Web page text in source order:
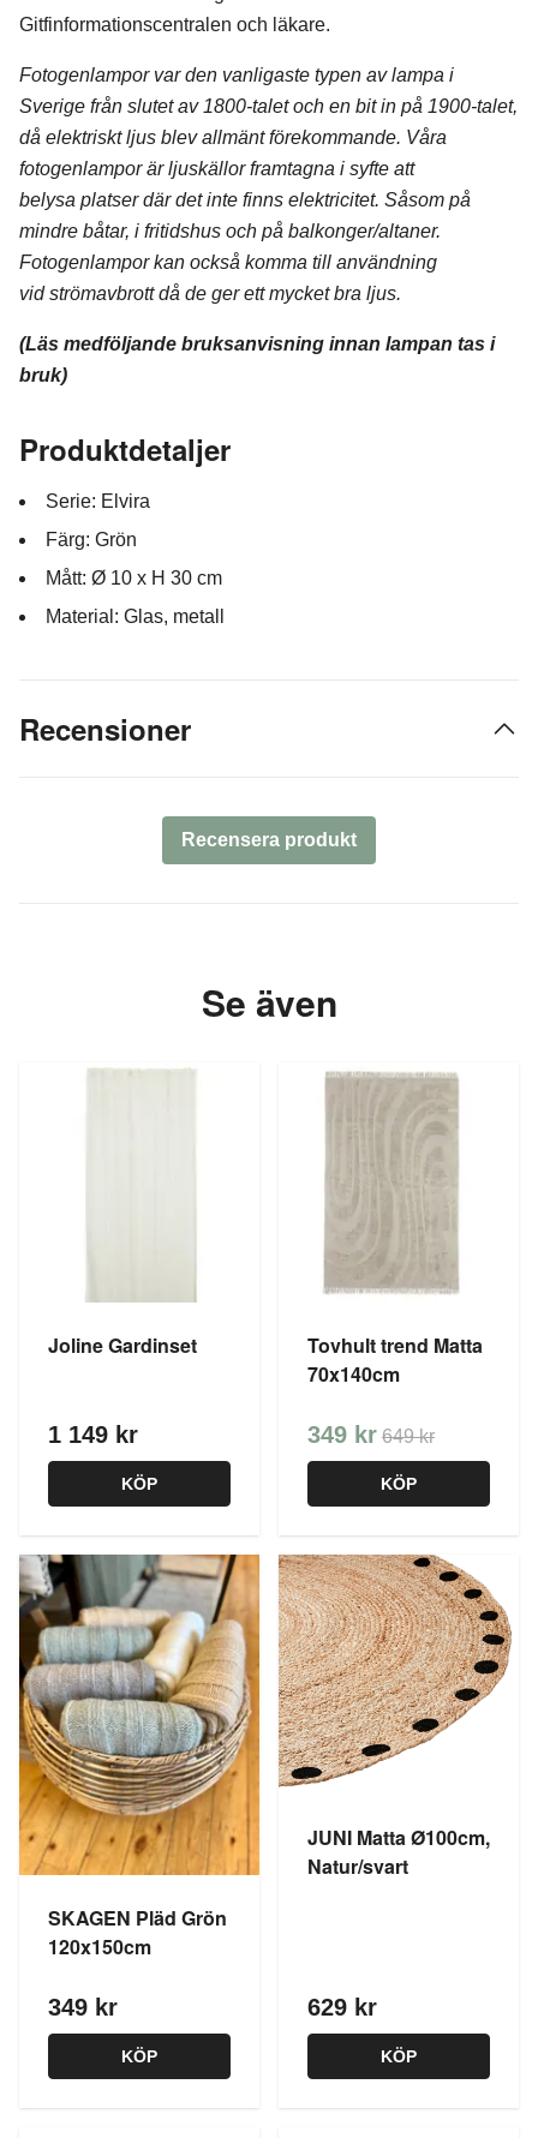
Gitfinformationscentralen och läkare.
Fotogenlampor var den vanligaste typen av lampa i
Sverige från slutet av 1800-talet och en bit in på 1900-talet,
då elektriskt ljus blev allmänt förekommande. Våra
fotogenlampor är ljuskällor framtagna i syfte att
belysa platser där det inte finns elektricitet. Såsom på
mindre båtar, i fritidshus och på balkonger/altaner.
Fotogenlampor kan också komma till användning
vid strömavbrott då de ger ett mycket bra ljus.
(Läs medföljande bruksanvisning innan lampan tas i
bruk)
Produktdetaljer
Serie: Elvira
Färg: Grön
Mått: Ø 10 x H 30 cm
Material: Glas, metall
Recensioner
Recensera produkt
Se även
Joline Gardinset
1 149 kr
KÖP
Tovhult trend Matta
70x140cm
349 kr 649 kr
KÖP
SKAGEN Pläd Grön
120x150cm
349 kr
KÖP
JUNI Matta Ø100cm,
Natur/svart
629 kr
KÖP